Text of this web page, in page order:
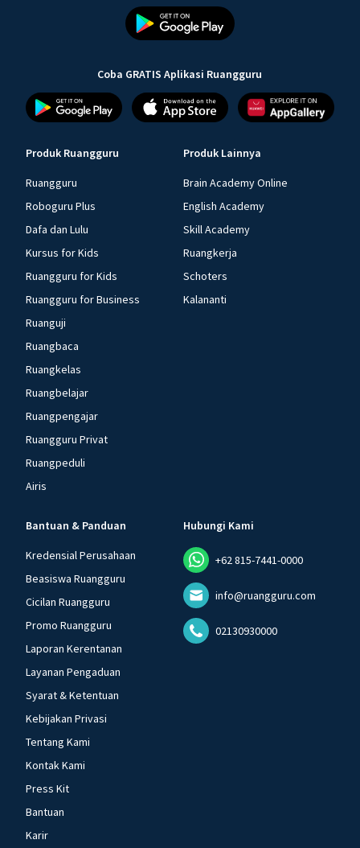
Coba GRATIS Aplikasi Ruangguru
Produk Ruangguru
Ruangguru
Roboguru Plus
Dafa dan Lulu
Kursus for Kids
Ruangguru for Kids
Ruangguru for Business
Ruanguji
Ruangbaca
Ruangkelas
Ruangbelajar
Ruangpengajar
Ruangguru Privat
Ruangpeduli
Airis
Produk Lainnya
Brain Academy Online
English Academy
Skill Academy
Ruangkerja
Schoters
Kalananti
Bantuan & Panduan
Kredensial Perusahaan
Beasiswa Ruangguru
Cicilan Ruangguru
Promo Ruangguru
Laporan Kerentanan
Layanan Pengaduan
Syarat & Ketentuan
Kebijakan Privasi
Tentang Kami
Kontak Kami
Press Kit
Bantuan
Karir
Hubungi Kami
+62 815-7441-0000
info@ruangguru.com
02130930000